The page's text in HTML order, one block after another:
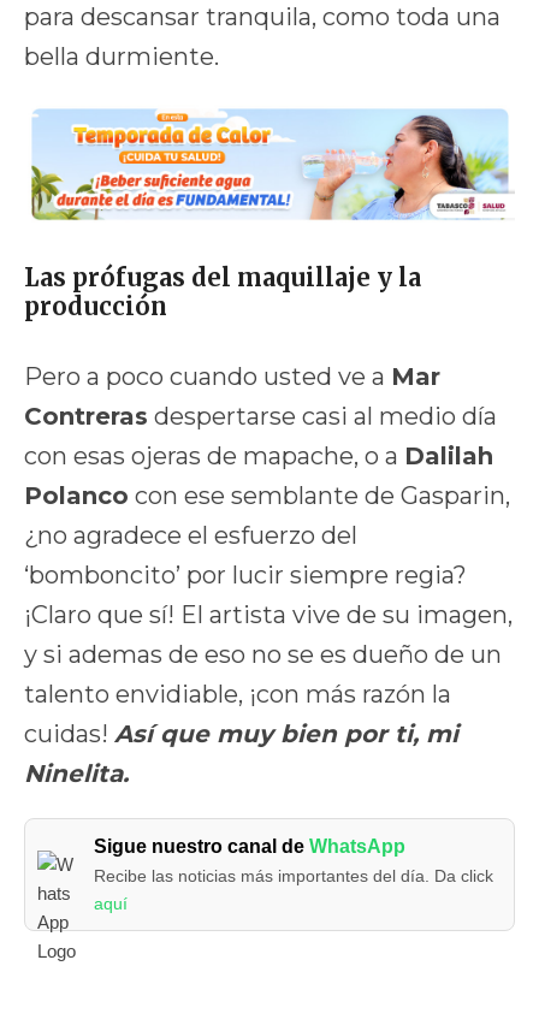
para descansar tranquila, como toda una
bella durmiente.
Las prófugas del maquillaje y la
producción
Pero a poco cuando usted ve a Mar
Contreras despertarse casi al medio día
con esas ojeras de mapache, o a Dalilah
Polanco con ese semblante de Gasparin,
¿no agradece el esfuerzo del
‘bomboncito’ por lucir siempre regia?
¡Claro que sí! El artista vive de su imagen,
y si ademas de eso no se es dueño de un
talento envidiable, ¡con más razón la
cuidas! Así que muy bien por ti, mi
Ninelita.
Sigue nuestro canal deWhatsApp
Recibe las noticias más importantes del día. Da click
aquí